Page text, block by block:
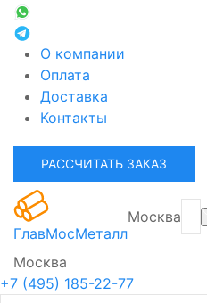
О компании
Оплата
Доставка
Контакты
РАССЧИТАТЬ ЗАКАЗ
ГлавМосМеталл
Москва
Москва
+7 (495) 185-22-77